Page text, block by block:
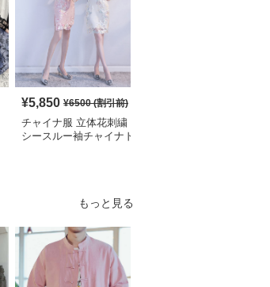
¥5,850 ¥6500(割引前)
チャイナ服 立体花刺繍
シースルー袖チャイナド
もっと見る